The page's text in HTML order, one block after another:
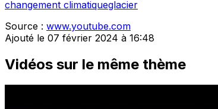
changement climatiqueglacier
Source : www.youtube.com
Ajouté le 07 février 2024 à 16:48
Vidéos sur le même thème